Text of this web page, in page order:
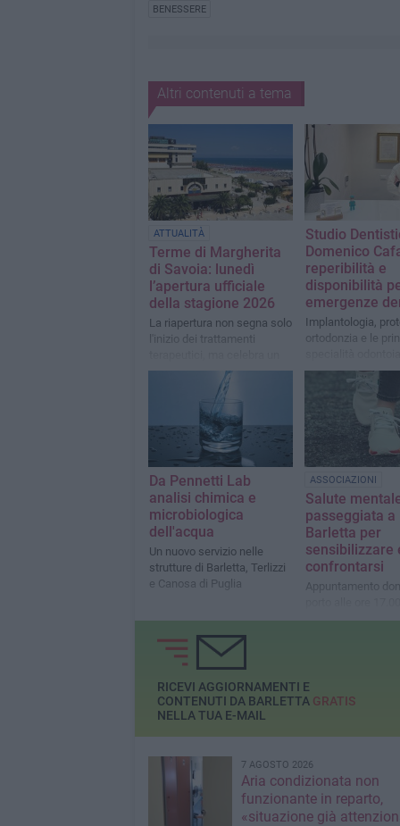
BENESSERE
Altri contenuti a tema
ATTUALITÀ
Terme di Margherita
di Savoia: lunedì
l’apertura ufficiale
della stagione 2026
La riapertura non segna solo
l'inizio dei trattamenti
importante percorso di
Studio
Domenico
reperibilità e
disponibilità
emergenze
Implantologia,
ortodonzia e le
con assistenza
dentali a Barletta
Da Pennetti Lab
analisi chimica e
microbiologica
dell'acqua
Un nuovo servizio nelle
strutture di Barletta, Terlizzi
e Canosa di Puglia
ASSOCIAZIONI
Salute
passeggiata a
Barletta per
sensibilizzare
confrontarsi
Appuntamento
partecipazione
RICEVI AGGIORNAMENTI E
CONTENUTI DA BARLETTA GRATIS
NELLA TUA E-MAIL
7 AGOSTO 2026
Aria condizionata non
funzionante in reparto,
«situazione già